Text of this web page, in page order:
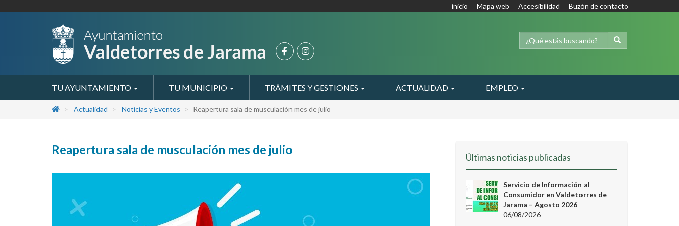
inicio Mapa web Accesibilidad Buzón de contacto
TU AYUNTAMIENTO TU MUNICIPIO TRÁMITES Y GESTIONES ACTUALIDAD EMPLEO
Actualidad Noticias y Eventos Reapertura sala de musculación mes de julio
Reapertura sala de musculación mes de julio
Últimas noticias publicadas
Servicio de Información al
Consumidor en Valdetorres de
Jarama – Agosto 2026
06/08/2026